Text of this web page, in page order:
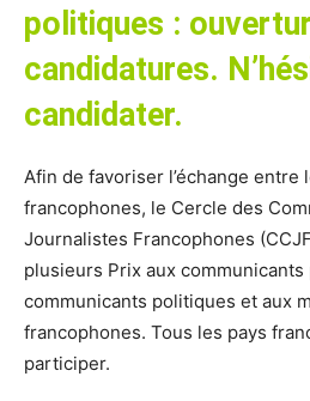
politiques :
candidatures.
candidater.
Afin de favoriser l’échange entre
francophones, le Cercle des
Journalistes Francophones
plusieurs Prix aux communicants
communicants politiques et aux
francophones. Tous les pays
participer.